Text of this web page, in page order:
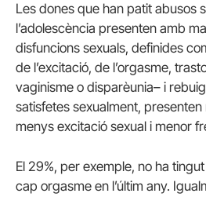
Les dones que han patit abusos
l’adolescència presenten amb
disfuncions sexuals, definides
de l’excitació, de l’orgasme,
vaginisme o disparèunia– i
satisfetes sexualment,
menys excitació sexual i menor
El 29%, per exemple, no ha
cap orgasme en l’últim any.